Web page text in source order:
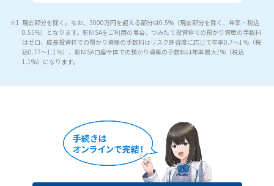
現金部分を除く。なお、3000万円を超える部分は0.5%（現金部分を除く、年率・税込
0.55%）となります。新NISAをご利用の場合、つみたて投資枠での預かり資産の手数料
はゼロ、成長投資枠での預かり資産の手数料はリスク許容度に応じて年率0.7～1％（税
込0.77～1.1％）、新NISA口座全体での預かり資産の手数料は年率最大1%（税込
1.1%）になります。